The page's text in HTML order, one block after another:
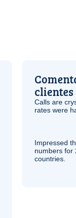
clientes
Calls are
rates were
Impressed
numbers for
countries.